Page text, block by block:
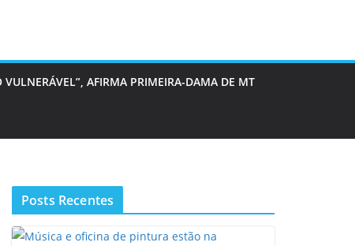
AFIRMA PRIMEIRA-DAMA DE MT
Posts Recentes